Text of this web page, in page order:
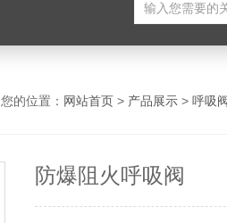
您的位置： 网站首页 > 产品展示 > 呼吸
防爆阻火呼吸阀